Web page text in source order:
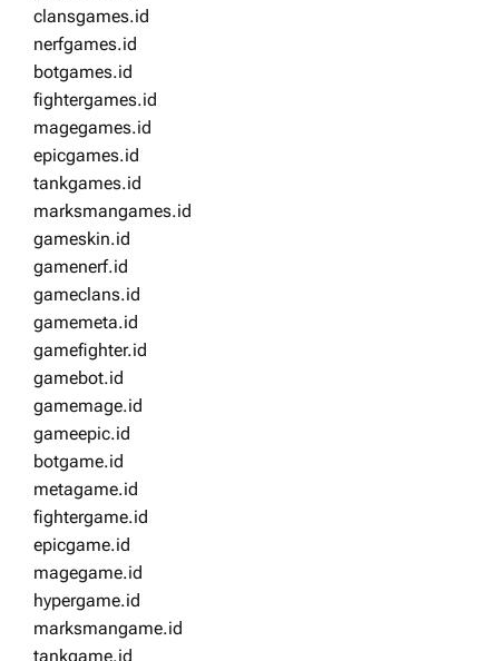
clansgames.id
nerfgames.id
botgames.id
fightergames.id
magegames.id
epicgames.id
tankgames.id
marksmangames.id
gameskin.id
gamenerf.id
gameclans.id
gamemeta.id
gamefighter.id
gamebot.id
gamemage.id
gameepic.id
botgame.id
metagame.id
fightergame.id
epicgame.id
magegame.id
hypergame.id
marksmangame.id
tankgame.id